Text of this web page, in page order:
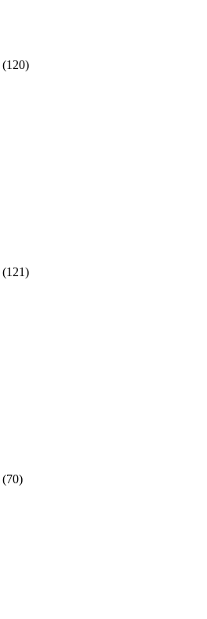
(120)
(121)
(70)